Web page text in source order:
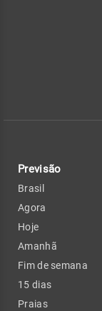
Previsão
Brasil
Agora
Hoje
Amanhã
Fim de semana
15 dias
Praias